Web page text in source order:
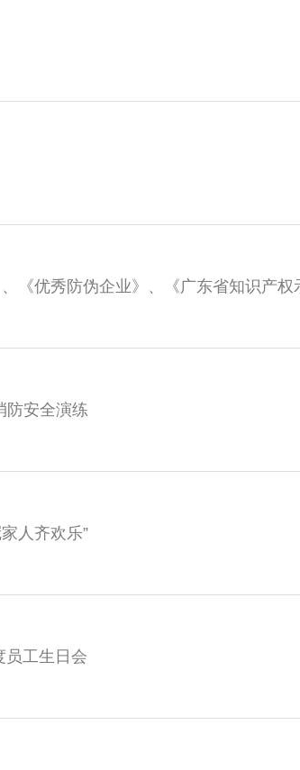
《优秀防伪企业》、《广东省知识产
防安全演练
人齐欢乐”
员工生日会